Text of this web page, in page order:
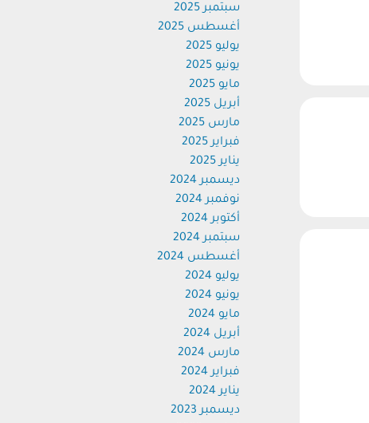
سبتمبر 2025
أغسطس 2025
يوليو 2025
يونيو 2025
مايو 2025
أبريل 2025
مارس 2025
فبراير 2025
يناير 2025
ديسمبر 2024
نوفمبر 2024
أكتوبر 2024
سبتمبر 2024
أغسطس 2024
يوليو 2024
يونيو 2024
مايو 2024
أبريل 2024
مارس 2024
فبراير 2024
يناير 2024
ديسمبر 2023